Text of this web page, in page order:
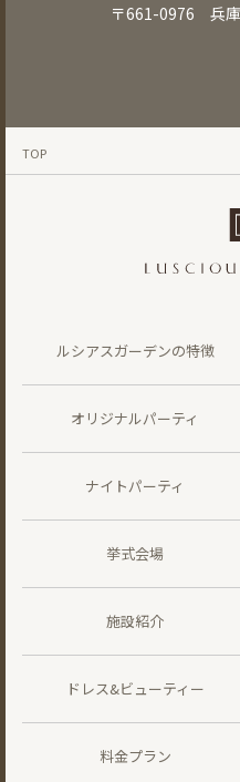
〒661-0976 兵
TOP
ルシアスガーデンの特徴
オリジナルパーティ
ナイトパーティ
挙式会場
施設紹介
ドレス&ビューティー
料金プラン